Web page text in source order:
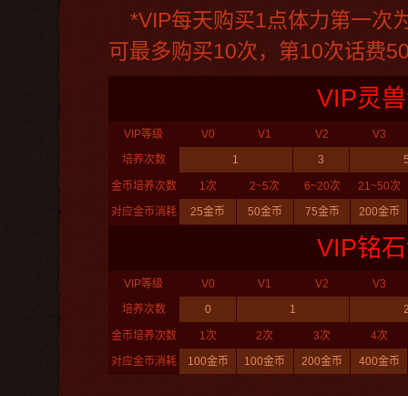
*VIP每天购买1点体力第一次
可最多购买10次，第10次话费
VIP灵
VIP等级 V0 V1 V2
V3
培养次数
1 3
金币培养次数 1次 2~5次 6~20次
21~50次
对应金币消耗
25金币 50金币 75金币 200金币
VIP铭
VIP等级 V0 V1 V2
V3
培养次数
0 1
金币培养次数 1次 2次 3次
4次
对应金币消耗
100金币 100金币 200金币 400金币